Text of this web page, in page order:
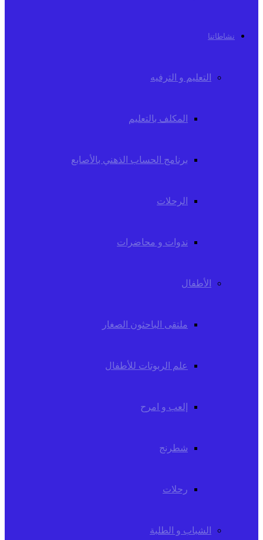
نشاطاتنا
التعليم و الترفيه
المكلف بالتعليم
برنامج الحساب الذهني بالأصابع
الرحلات
ندوات و محاضرات
الأطفال
ملتقى الباحثون الصغار
علم الربوتات للأطفال
إلعب و امرح
شطرنج
رحلات
الشباب و الطلبة